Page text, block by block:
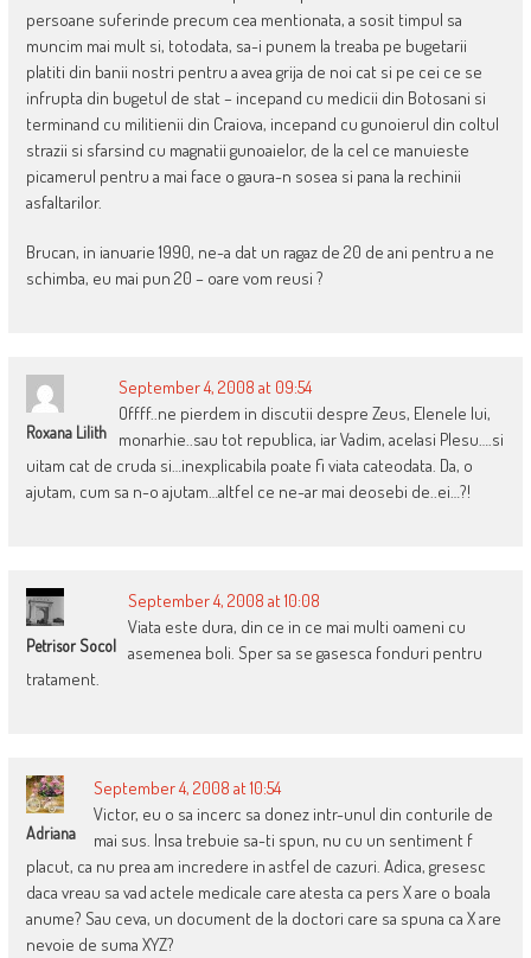
persoane suferinde precum cea mentionata, a sosit timpul sa
muncim mai mult si, totodata, sa-i punem la treaba pe bugetarii
platiti din banii nostri pentru a avea grija de noi cat si pe cei ce se
infrupta din bugetul de stat – incepand cu medicii din Botosani si
terminand cu militienii din Craiova, incepand cu gunoierul din coltul
strazii si sfarsind cu magnatii gunoaielor, de la cel ce manuieste
picamerul pentru a mai face o gaura-n sosea si pana la rechinii
asfaltarilor.
Brucan, in ianuarie 1990, ne-a dat un ragaz de 20 de ani pentru a ne
schimba, eu mai pun 20 – oare vom reusi ?
Roxana Lilith
September 4, 2008 at 09:54
Offff..ne pierdem in discutii despre Zeus, Elenele lui,
monarhie..sau tot republica, iar Vadim, acelasi Plesu….si
uitam cat de cruda si…inexplicabila poate fi viata cateodata. Da, o
ajutam, cum sa n-o ajutam…altfel ce ne-ar mai deosebi de..ei…?!
Petrisor Socol
September 4, 2008 at 10:08
Viata este dura, din ce in ce mai multi oameni cu
asemenea boli. Sper sa se gasesca fonduri pentru
tratament.
Adriana
September 4, 2008 at 10:54
Victor, eu o sa incerc sa donez intr-unul din conturile de
mai sus. Insa trebuie sa-ti spun, nu cu un sentiment f
placut, ca nu prea am incredere in astfel de cazuri. Adica, gresesc
daca vreau sa vad actele medicale care atesta ca pers X are o boala
anume? Sau ceva, un document de la doctori care sa spuna ca X are
nevoie de suma XYZ?